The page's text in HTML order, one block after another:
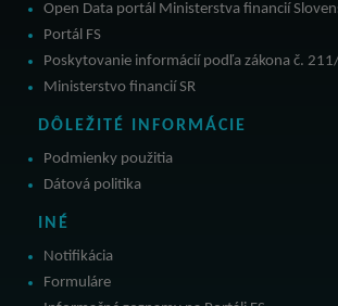
Open Data portál Ministerstva financií
Portál FS
Poskytovanie informácií podľa zákona č.
Ministerstvo financií SR
DÔLEŽITÉ INFORMÁCIE
Podmienky použitia
Dátová politika
INÉ
Notifikácia
Formuláre